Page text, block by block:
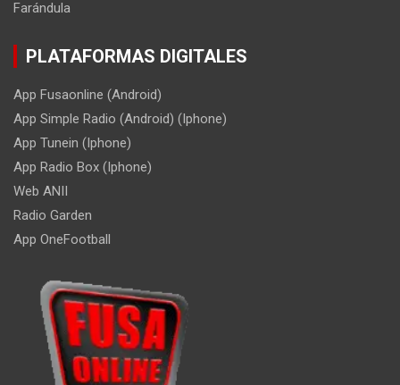
Farándula
PLATAFORMAS DIGITALES
App Fusaonline (Android)
App Simple Radio (Android) (Iphone)
App Tunein (Iphone)
App Radio Box (Iphone)
Web ANII
Radio Garden
App OneFootball